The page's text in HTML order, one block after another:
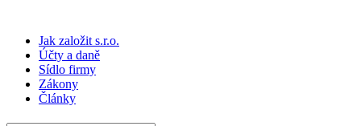
Jak založit s.r.o.
Účty a daně
Sídlo firmy
Zákony
Články